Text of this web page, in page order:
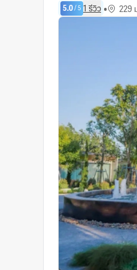
5.0/5 1 รีวิว • 229